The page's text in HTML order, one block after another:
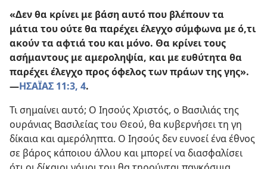
«Δεν θα κρίνει με βάση αυτό που βλέπουν τα
μάτια του ούτε θα παρέχει έλεγχο σύμφωνα με ό,τι
ακούν τα αφτιά του και μόνο. Θα κρίνει τους
ασήμαντους με αμεροληψία, και με ευθύτητα θα
παρέχει έλεγχο προς όφελος των πράων της γης».​
—ΗΣΑΪΑΣ 11:3, 4.
Τι σημαίνει αυτό; Ο Ιησούς Χριστός, ο Βασιλιάς της
ουράνιας Βασιλείας του Θεού, θα κυβερνήσει τη γη
δίκαια και αμερόληπτα. Ο Ιησούς δεν ευνοεί ένα έθνος
σε βάρος κάποιου άλλου και μπορεί να διασφαλίσει